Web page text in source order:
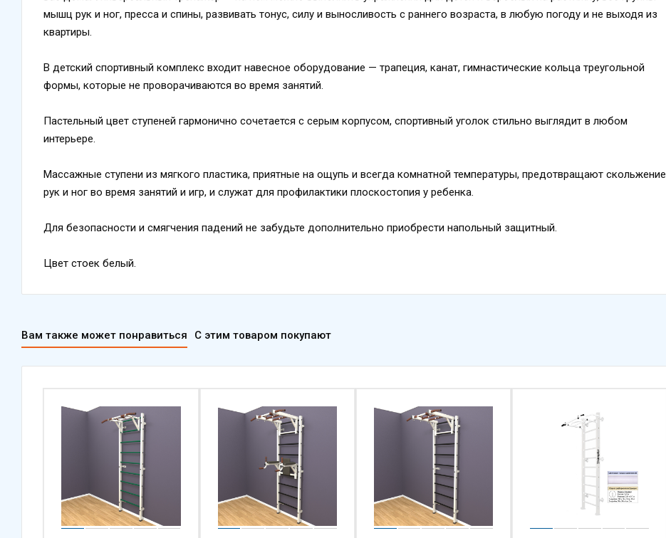
мышц рук и ног, пресса и спины, развивать тонус, силу и выносливость с раннего возраста, в любую погоду и не выходя из
квартиры.
В детский спортивный комплекс входит навесное оборудование — трапеция, канат, гимнастические кольца треугольной
формы, которые не проворачиваются во время занятий.
Пастельный цвет ступеней гармонично сочетается с серым корпусом, спортивный уголок стильно выглядит в любом
интерьере.
Массажные ступени из мягкого пластика, приятные на ощупь и всегда комнатной температуры, предотвращают скольжение
рук и ног во время занятий и игр, и служат для профилактики плоскостопия у ребенка.
Для безопасности и смягчения падений не забудьте дополнительно приобрести напольный защитный.
Цвет стоек белый.
Вам также может понравиться С этим товаром покупают